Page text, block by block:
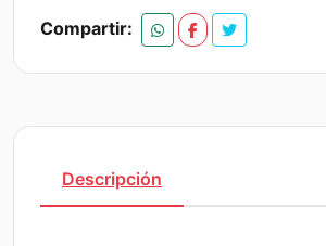
Compartir:
Descripción